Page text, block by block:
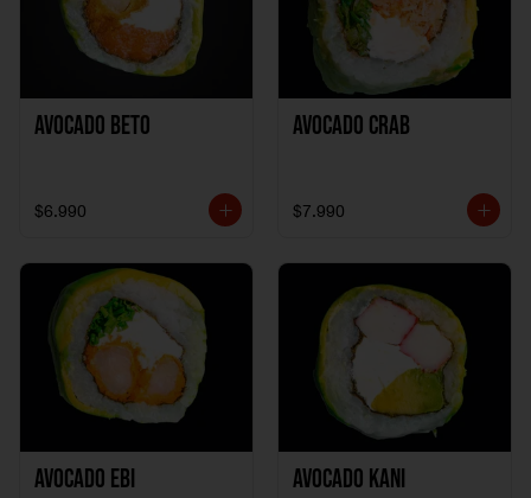
Avocado Beto
$6.990
Avocado Crab
$7.990
Avocado Ebi Avocado Kani